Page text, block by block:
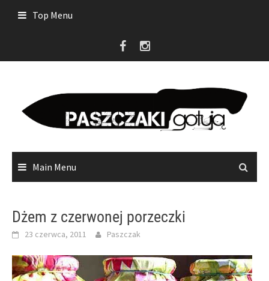
Top Menu
Main Menu
Dżem z czerwonej porzeczki
23 czerwca, 2011 Paszczak